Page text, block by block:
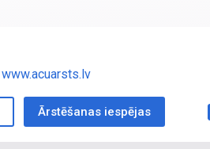
www.acuarsts.lv
Ārstēšanas iespējas